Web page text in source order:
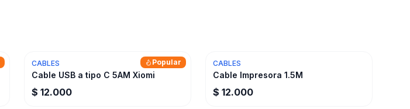
Popular
CABLES
Cable USB a tipo C 5AM Xiomi
$ 12.000
CABLES
Cable Impresora 1.5M
$ 12.000